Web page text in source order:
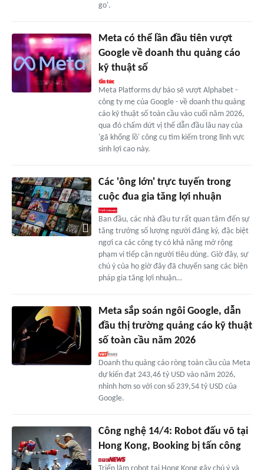
go'.
Meta có thể lần đầu tiên vượt
Google về doanh thu quảng cáo
kỹ thuật số
Meta Platforms dự báo sẽ vượt Alphabet -
công ty mẹ của Google - về doanh thu quảng
cáo kỹ thuật số toàn cầu vào cuối năm 2026,
qua đó chấm dứt vị thế dẫn đầu lâu nay của
'gã khổng lồ' công cụ tìm kiếm trong lĩnh vực
sinh lợi cao này.
Các 'ông lớn' trực tuyến trong
cuộc đua gia tăng lợi nhuận
Ban đầu, các nhà đầu tư rất quan tâm đến sự
tăng trưởng số lượng người đăng ký, đặc biệt
ngợi ca các công ty có khả năng mở rộng
phạm vi tiếp cận người tiêu dùng. Giờ đây, sự
chú ý của họ giờ đây đã chuyển sang các biện
pháp gia tăng lợi nhuận…
Meta sắp soán ngôi Google, dẫn
đầu thị trường quảng cáo kỹ thuật
số toàn cầu năm 2026
Doanh thu quảng cáo ròng toàn cầu của Meta
dự kiến đạt 243,46 tỷ USD vào năm 2026,
nhỉnh hơn so với con số 239,54 tỷ USD của
Google.
Công nghệ 14/4: Robot đấu võ tại
Hong Kong, Booking bị tấn công
Triển lãm robot tại Hong Kong gây chú ý và